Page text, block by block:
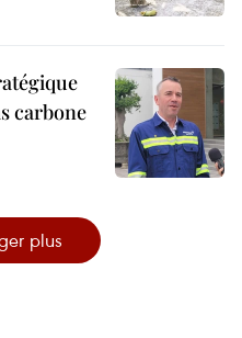
carbone
plus